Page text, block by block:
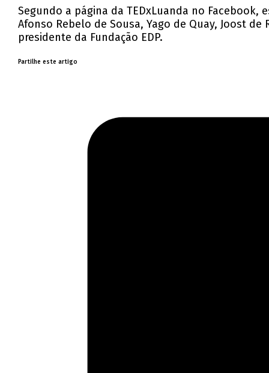
Segundo a página da TEDxLuanda no
Afonso Rebelo de Sousa, Yago de Quay, Joost
presidente da Fundação EDP.
Partilhe este artigo